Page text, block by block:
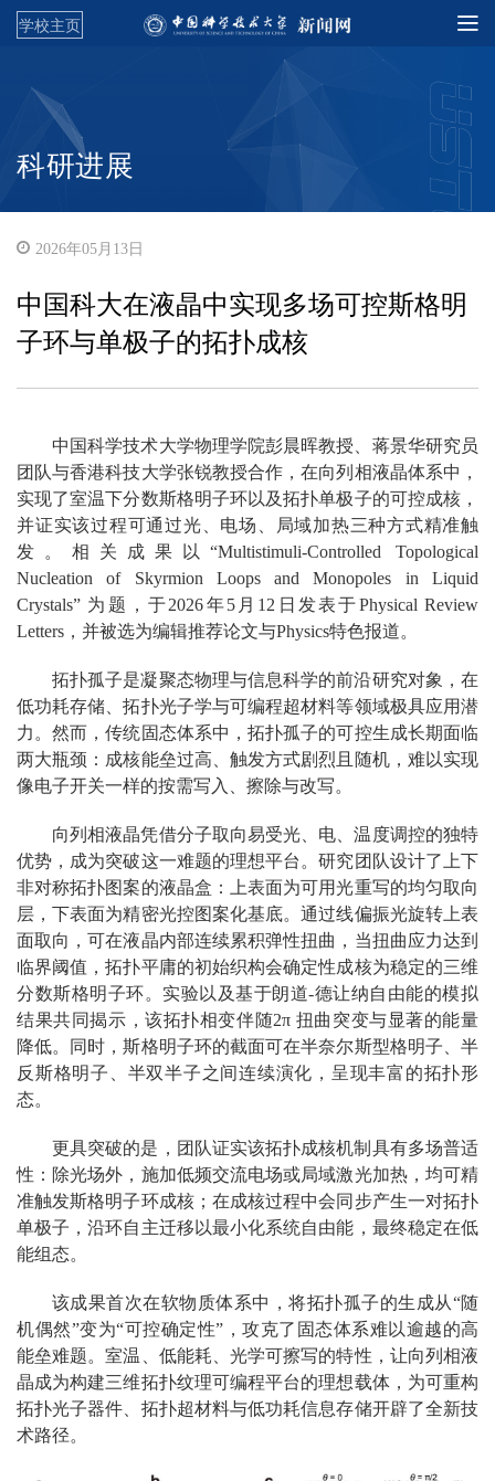
学校主页
科研进展
2026年05月13日
中国科大在液晶中实现多场可控斯格明
子环与单极子的拓扑成核
中国科学技术大学物理学院彭晨晖教授、蒋景华研究员
团队与香港科技大学张锐教授合作，在向列相液晶体系中，
实现了室温下分数斯格明子环以及拓扑单极子的可控成核，
并证实该过程可通过光、电场、局域加热三种方式精准触
发。相关成果以“Multistimuli-Controlled Topological
Nucleation of Skyrmion Loops and Monopoles in Liquid
Crystals” 为题，于2026年5月12日发表于Physical Review
Letters，并被选为编辑推荐论文与Physics特色报道。
拓扑孤子是凝聚态物理与信息科学的前沿研究对象，在
低功耗存储、拓扑光子学与可编程超材料等领域极具应用潜
力。然而，传统固态体系中，拓扑孤子的可控生成长期面临
两大瓶颈：成核能垒过高、触发方式剧烈且随机，难以实现
像电子开关一样的按需写入、擦除与改写。
向列相液晶凭借分子取向易受光、电、温度调控的独特
优势，成为突破这一难题的理想平台。研究团队设计了上下
非对称拓扑图案的液晶盒：上表面为可用光重写的均匀取向
层，下表面为精密光控图案化基底。通过线偏振光旋转上表
面取向，可在液晶内部连续累积弹性扭曲，当扭曲应力达到
临界阈值，拓扑平庸的初始织构会确定性成核为稳定的三维
分数斯格明子环。实验以及基于朗道-德让纳自由能的模拟
结果共同揭示，该拓扑相变伴随2π 扭曲突变与显著的能量
降低。同时，斯格明子环的截面可在半奈尔斯型格明子、半
反斯格明子、半双半子之间连续演化，呈现丰富的拓扑形
态。
更具突破的是，团队证实该拓扑成核机制具有多场普适
性：除光场外，施加低频交流电场或局域激光加热，均可精
准触发斯格明子环成核；在成核过程中会同步产生一对拓扑
单极子，沿环自主迁移以最小化系统自由能，最终稳定在低
能组态。
该成果首次在软物质体系中，将拓扑孤子的生成从“随
机偶然”变为“可控确定性”，攻克了固态体系难以逾越的高
能垒难题。室温、低能耗、光学可擦写的特性，让向列相液
晶成为构建三维拓扑纹理可编程平台的理想载体，为可重构
拓扑光子器件、拓扑超材料与低功耗信息存储开辟了全新技
术路径。